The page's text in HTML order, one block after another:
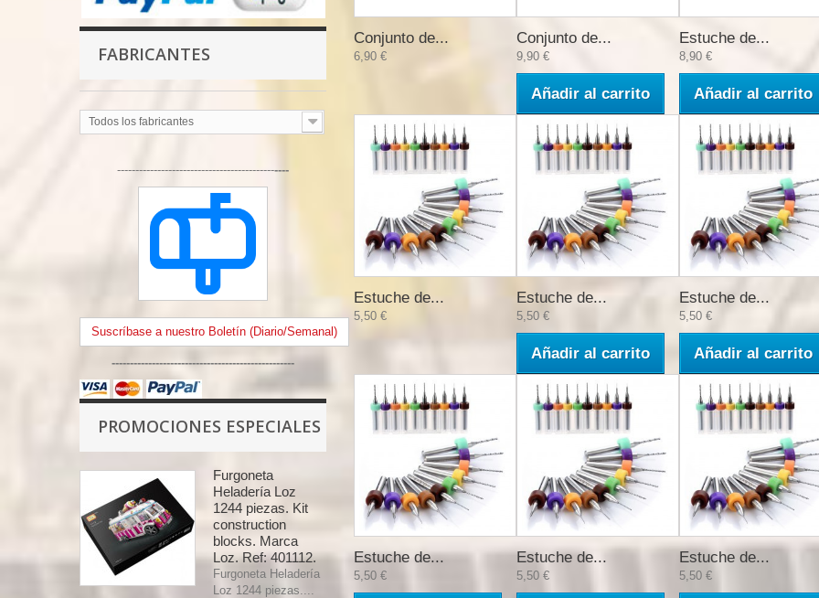
FABRICANTES
Todos los fabricantes
-----------------------------------------------
Suscríbase a nuestro Boletín (Diario/Semanal)
--------------------------------------------------
PROMOCIONES ESPECIALES
Furgoneta
Heladería Loz
1244 piezas. Kit
construction
blocks. Marca
Loz. Ref: 401112.
Furgoneta Heladería
Loz 1244 piezas....
Conjunto de...
6,90 €
Conjunto de...
9,90 €
Añadir al carrito
Estuche de...
8,90 €
Añadir al carrito
Estuche de...
5,50 €
Estuche de...
5,50 €
Añadir al carrito
Estuche de...
5,50 €
Añadir al carrito
Estuche de...
5,50 €
Estuche de...
5,50 €
Estuche de...
5,50 €